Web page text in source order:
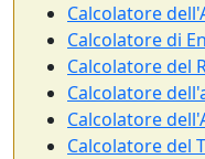
Calcolatore
Calcolatore di
Calcolatore del
Calcolatore
Calcolatore
Calcolatore del